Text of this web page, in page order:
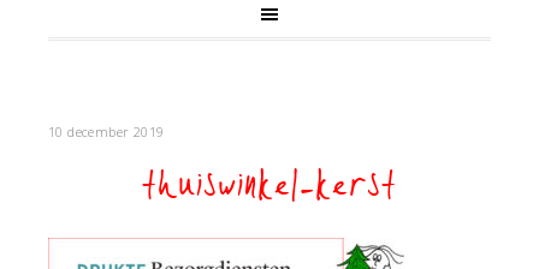
10 december 2019
thuiswinkel-kerst